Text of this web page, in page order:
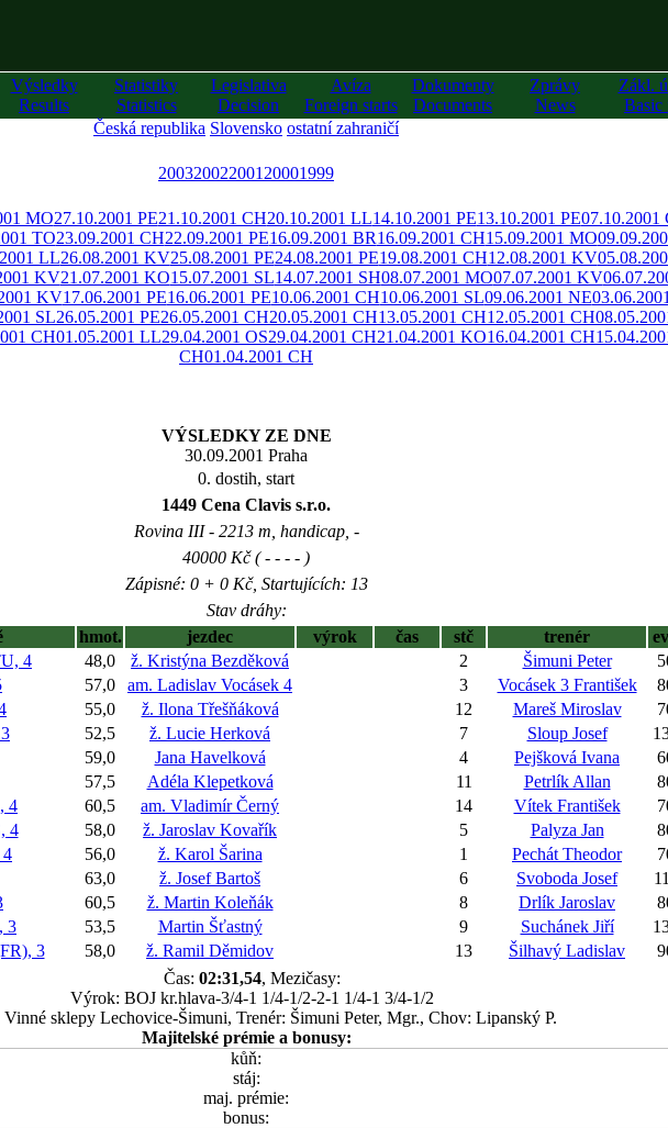
Výsledky
Results
Statistiky
Statistics
Legislativa
Decision
Avíza
Foreign starts
Dokumenty
Documents
Zprávy
News
Zákl.
Basic
Česká republika Slovensko ostatní zahraničí
200320022001 20001999
MO27.10.2001 PE21.10.2001 CH20.10.2001 LL14.10.2001 PE13.10.2001 PE07.10.2001
TO23.09.2001 CH22.09.2001 PE16.09.2001 BR16.09.2001 CH15.09.2001 MO
LL26.08.2001 KV25.08.2001 PE24.08.2001 PE19.08.2001 CH12.08.2001 KV
KV21.07.2001 KO15.07.2001 SL14.07.2001 SH08.07.2001 MO07.07.2001 KV
KV17.06.2001 PE16.06.2001 PE10.06.2001 CH10.06.2001 SL09.06.2001 NE
SL26.05.2001 PE26.05.2001 CH20.05.2001 CH13.05.2001 CH12.05.2001 CH
CH01.05.2001 LL29.04.2001 OS29.04.2001 CH21.04.2001 KO16.04.2001 CH
CH01.04.2001 CH
VÝSLEDKY ZE DNE
30.09.2001 Praha
0. dostih, start
1449 Cena Clavis s.r.o.
Rovina III - 2213 m, handicap, -
40000 Kč ( - - - - )
Zápisné: 0 + 0 Kč, Startujících: 13
Stav dráhy:
hmot. jezdec výrok čas stč trenér
4 48,0 ž. Kristýna Bezděková 2 Šimuni Peter
57,0 am. Ladislav Vocásek 4 3 Vocásek 3 František
55,0 ž. Ilona Třešňáková 12 Mareš Miroslav
52,5 ž. Lucie Herková 7 Sloup Josef
59,0 Jana Havelková 4 Pejšková Ivana
57,5 Adéla Klepetková 11 Petrlík Allan
4 60,5 am. Vladimír Černý 14 Vítek František
4 58,0 ž. Jaroslav Kovařík 5 Palyza Jan
56,0 ž. Karol Šarina 1 Pechát Theodor
63,0 ž. Josef Bartoš 6 Svoboda Josef
60,5 ž. Martin Koleňák 8 Drlík Jaroslav
3 53,5 Martin Šťastný 9 Suchánek Jiří
3 58,0 ž. Ramil Děmidov 13 Šilhavý Ladislav
Čas: 02:31,54, Mezičasy:
Výrok: BOJ kr.hlava-3/4-1 1/4-1/2-2-1 1/4-1 3/4-1/2
sklepy Lechovice-Šimuni, Trenér: Šimuni Peter, Mgr., Chov: Lipanský P.
Majitelské prémie a bonusy:
kůň:
stáj:
maj. prémie:
bonus: